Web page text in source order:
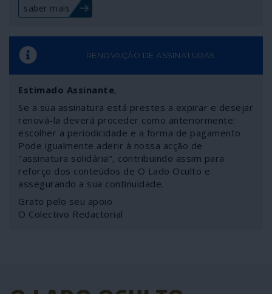
saber mais
RENOVAÇÃO DE ASSINATURAS
Estimado Assinante,
Se a sua assinatura está prestes a expirar e desejar
renová-la deverá proceder como anteriormente:
escolher a periodicidade e a forma de pagamento.
Pode igualmente aderir à nossa acção de
"assinatura solidária", contribuindo assim para
reforço dos conteúdos de O Lado Oculto e
assegurando a sua continuidade.
Grato pelo seu apoio
O Colectivo Redactorial